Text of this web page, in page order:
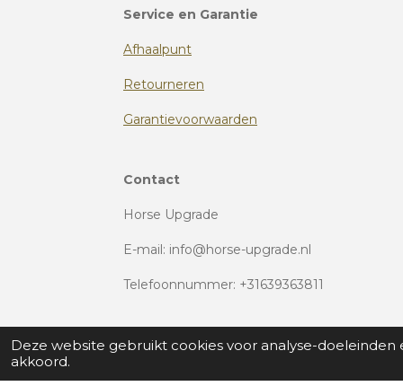
Deze website gebruikt cookies voor analyse-
akkoord.
Service en Garantie
Afhaalpunt
Retourneren
Garantievoorwaarden
Contact
Horse Upgrade
E-mail: info@horse-upgrade.nl
Telefoonnummer: +31639363811